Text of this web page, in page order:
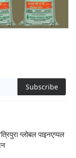
Subscribe
ग्लोबल पाइनएप्पल